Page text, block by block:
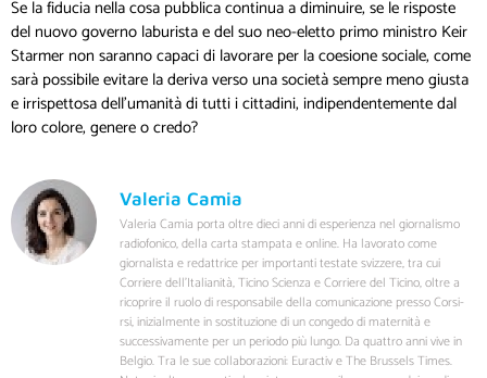
Se la fiducia nella cosa pubblica continua a diminuire, se le risposte
del nuovo governo laburista e del suo neo-eletto primo ministro Keir
Starmer non saranno capaci di lavorare per la coesione sociale, come
sarà possibile evitare la deriva verso una società sempre meno giusta
e irrispettosa dell’umanità di tutti i cittadini, indipendentemente dal
loro colore, genere o credo?
Valeria Camia
Valeria Camia porta oltre dieci anni di esperienza nel giornalismo
radiofonico, della carta stampata e online. Ha lavorato come
giornalista e redattrice per importanti testate svizzere, tra cui
Corriere dell’Italianità, Ticino Scienza e Corriere del Ticino, oltre a
ricoprire il ruolo di responsabile della comunicazione presso Corsi-
rsi, inizialmente in sostituzione di un congedo di maternità e
successivamente per un periodo più lungo. Da quattro anni vive in
Belgio. Tra le sue collaborazioni: Euractiv e The Brussels Times.